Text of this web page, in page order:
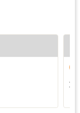
で